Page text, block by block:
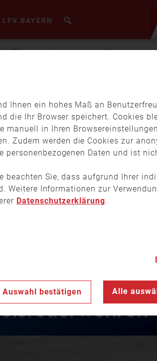
LFV BAYERN
Ihnen ein hohes Maß an
die Ihr Browser speichert. Cookies
manuell in Ihren
Zudem werden die Cookies zur
Daten und ist
beachten Sie, dass aufgrund Ihrer
Informationen zur
Datenschutzerklärung.
Auswahl bestätigen Alle